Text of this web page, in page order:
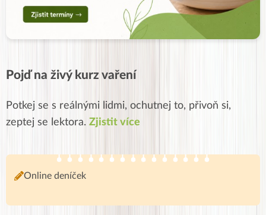
Pojď na živý kurz vaření
Potkej se s reálnými lidmi, ochutnej to, přivoň si,
zeptej se lektora. Zjistit více
Online deníček